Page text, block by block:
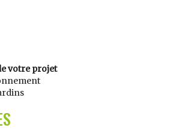
votre projet